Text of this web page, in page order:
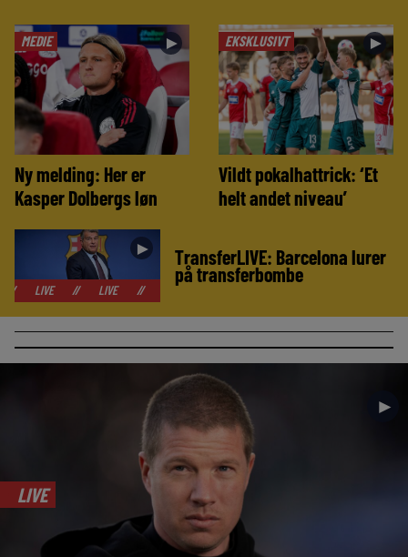
MEDIE ►
Ny melding: Her er
Kasper Dolbergs løn
EKSKLUSIVT ►
Vildt pokalhattrick: ‘Et
helt andet niveau’
►
LIVE LIVE LIVE
TransferLIVE: Barcelona lurer
på transferbombe
►
LIVE